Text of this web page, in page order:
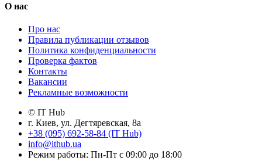
О нас
Про нас
Правила публикации отзывов
Политика конфиденциальности
Проверка фактов
Контакты
Вакансии
Рекламные возможности
© IT Hub
г. Киев, ул. Дегтяревская, 8а
+38 (095) 692-58-84 (IT Hub)
info@ithub.ua
Режим работы: Пн-Пт с 09:00 до 18:00